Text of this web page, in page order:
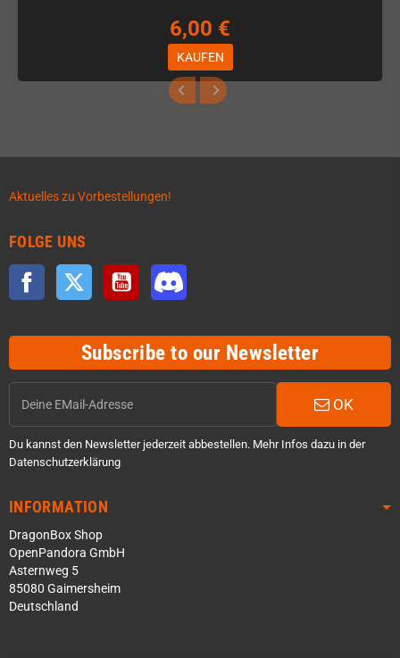
6,00 €
KAUFEN
Aktuelles zu Vorbestellungen!
FOLGE UNS
Facebook Twitter YouTube
Subscribe to our Newsletter
OK
Du kannst den Newsletter jederzeit abbestellen. Mehr Infos dazu in der
Datenschutzerklärung
INFORMATION
DragonBox Shop
OpenPandora GmbH
Asternweg 5
85080 Gaimersheim
Deutschland